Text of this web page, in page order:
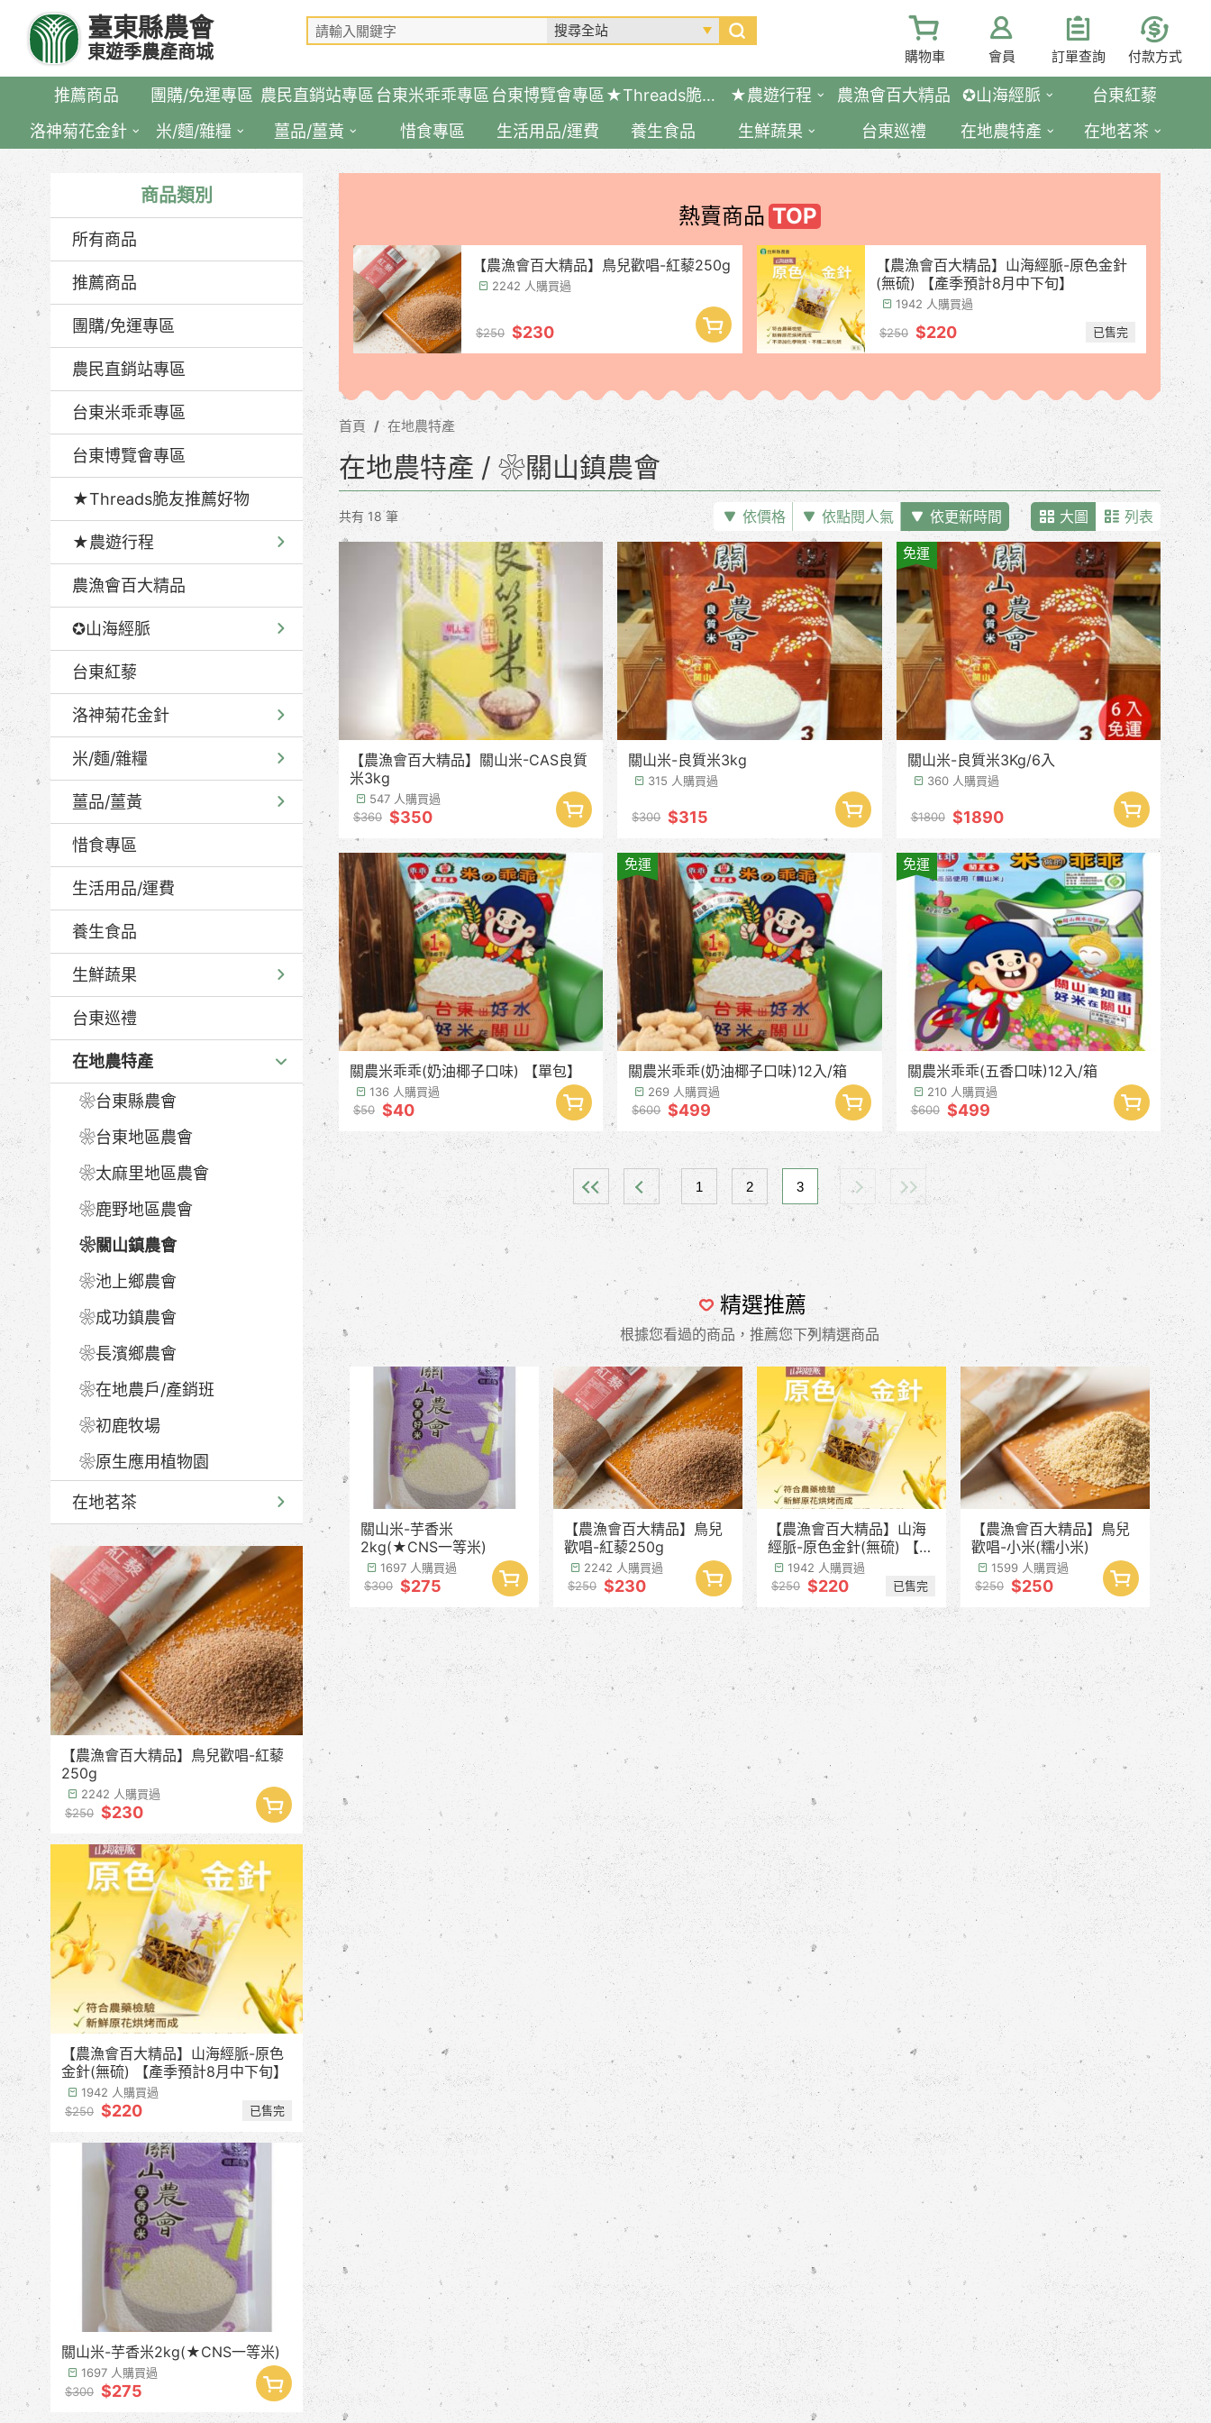
要
臺東縣農會
東遊季農產商城 購物車 會員 訂單查詢 付款方式
推薦商品 團購/免運專區 農民直銷站專區 台東米乖乖專區 台東博覽會專區 ★Threads脆友推薦好物 ★農遊行程 農漁會百大精品 ✪山海經脈
台東紅藜
洛神菊花金針
米/麵/雜糧 薑品/薑黃 惜食專區 生活用品/運費 養生食品 生鮮蔬果 台東巡禮 在地農特產 在地茗茶
商品類別
所有商品
推薦商品
團購/免運專區
農民直銷站專區
台東米乖乖專區
台東博覽會專區
★Threads脆友推薦好物
★農遊行程
農漁會百大精品
✪山海經脈
台東紅藜
洛神菊花金針
米/麵/雜糧
薑品/薑黃
惜食專區
生活用品/運費
養生食品
生鮮蔬果
台東巡禮
在地農特產
❀台東縣農會
❀台東地區農會
❀太麻里地區農會
❀鹿野地區農會
❀關山鎮農會
❀池上鄉農會
❀成功鎮農會
❀長濱鄉農會
❀在地農戶/產銷班
❀初鹿牧場
❀原生應用植物園
在地茗茶
【農漁會百大精品】鳥兒歡唱-紅藜
250g
2242 人購買過
$250 $230
【農漁會百大精品】山海經脈-原色
金針(無硫) 【產季預計8月中下旬】
1942 人購買過
$250 $220 已售完
關山米-芋香米2kg(★CNS一等米)
1697 人購買過
$300 $275
熱賣商品
【農漁會百大精品】鳥兒歡唱-紅藜250g
2242 人購買過
$250 $230
【農漁會百大精品】山海經脈-原色金針
(無硫) 【產季預計8月中下旬】
1942 人購買過
$250 $220 已售完
首頁 在地農特產
在地農特產 / ❀關山鎮農會
共有 18 筆 依價格 依點閱人氣 依更新時間 大圖 列表
【農漁會百大精品】關山米-CAS良質
米3kg
547 人購買過
$360 $350
關山米-良質米3kg
315 人購買過
$300 $315
免運
關山米-良質米3Kg/6入
360 人購買過
$1800 $1890
關農米乖乖(奶油椰子口味) 【單包】
136 人購買過
$50 $40
免運
關農米乖乖(奶油椰子口味)12入/箱
269 人購買過
$600 $499
免運
關農米乖乖(五香口味)12入/箱
210 人購買過
$600 $499
1 2 3
精選推薦
根據您看過的商品，推薦您下列精選商品
關山米-芋香米
2kg(★CNS一等米)
1697 人購買過
$300 $275
【農漁會百大精品】鳥兒
歡唱-紅藜250g
2242 人購買過
$250 $230
【農漁會百大精品】山海
經脈-原色金針(無硫) 【產
季預計8月中下旬】
1942 人購買過
$250 $220 已售完
【農漁會百大精品】鳥兒
歡唱-小米(糯小米)
1599 人購買過
$250 $250